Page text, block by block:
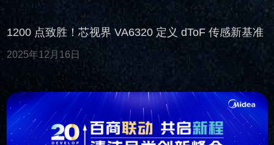
1200 点致胜！芯视界 VA6320 定义 dToF 传感新基准
2025年12月16日